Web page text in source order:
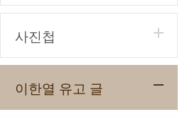
사진첩
이한열 유고 글